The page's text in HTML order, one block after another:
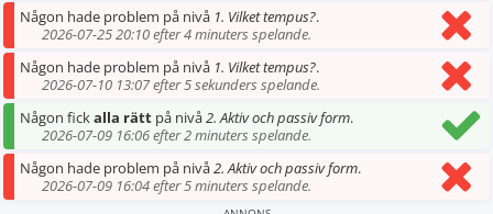
Någon hade problem på nivå 1. Vilket tempus?.
2026-07-25 20:10 efter 4 minuters spelande.
Någon hade problem på nivå 1. Vilket tempus?.
2026-07-10 13:07 efter 5 sekunders spelande.
Någon fickalla rätt på nivå2. Aktiv och passiv form.
2026-07-09 16:06 efter 2 minuters spelande.
Någon hade problem på nivå2. Aktiv och passiv form.
2026-07-09 16:04 efter 5 minuters spelande.